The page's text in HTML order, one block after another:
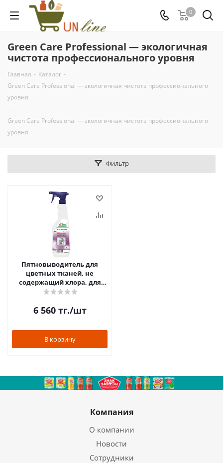
0
Green Care Professional — экологичная
чистота профессионального уровня
Главная - Каталог -
Green Care Professional — экологичная чистота профессионального
уровня
-
Green Care Professional — экологичная чистота профессионального
уровня
Фильтр
Пятновыводитель для
цветных тканей, не
содержащий хлора, для
прачечных 750мл Solus
6 560тг./шт
В корзину
Компания
О компании
Новости
Сотрудники